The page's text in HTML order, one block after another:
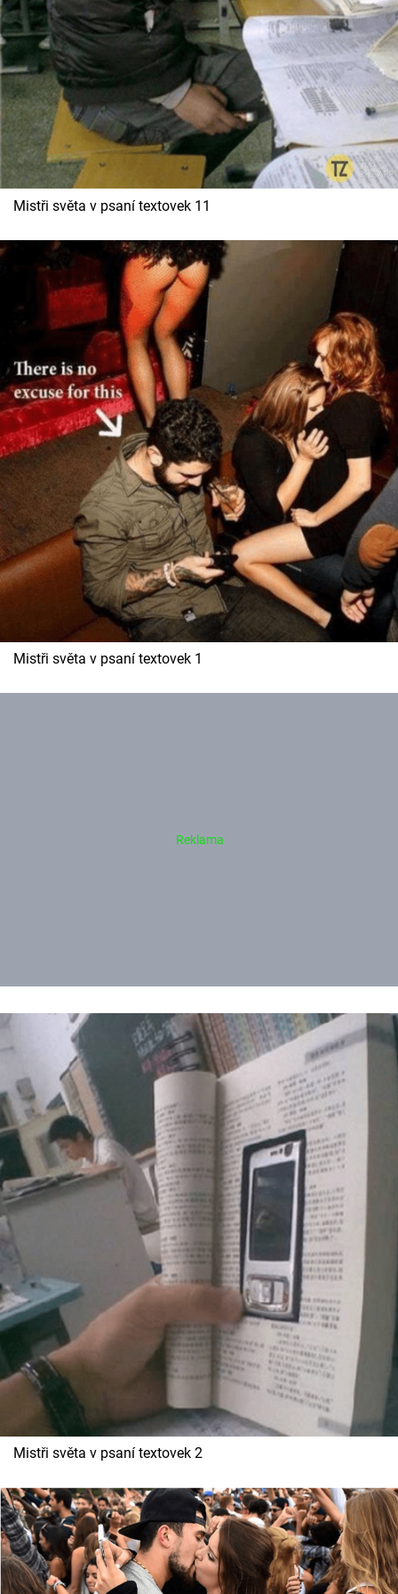
Cool Esport
Pořady
TV Program
Sledujte prima+
Přihlášení
Sledujte nás
Mistři světa v psaní textovek 11
Mistři světa v psaní textovek 1
Mistři světa v psaní textovek 2